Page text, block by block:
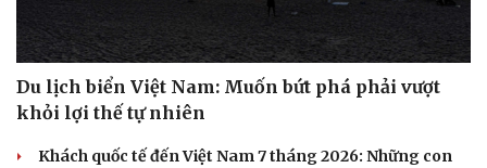
Du lịch biển Việt Nam: Muốn bứt phá phải vượt
khỏi lợi thế tự nhiên
Khách quốc tế đến Việt Nam 7 tháng 2026: Những con